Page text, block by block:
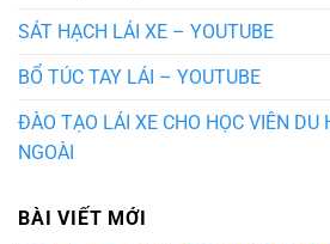
SÁT HẠCH LÁI XE – YOUTUBE
BỔ TÚC TAY LÁI – YOUTUBE
ĐÀO TẠO LÁI XE CHO HỌC VIÊN DU
NGOÀI
BÀI VIẾT MỚI